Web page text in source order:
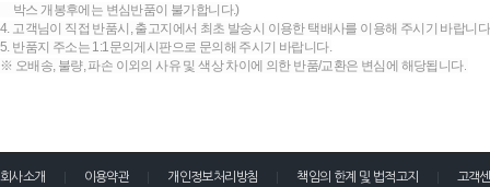
박스 개봉후에는 변심반품이 불가합니다.)
4. 고객님이 직접 반품시, 출고지에서 최초 발송시 이용한 택배사를 이용해 주시기 바랍니
5. 반품지 주소는 1:1문의게시판으로 문의해 주시기 바랍니다.
※ 오배송, 불량, 파손 이외의 사유 및 색상 차이에 의한 반품/교환은 변심에 해당됩니다.
회사소개 이용약관 개인정보처리방침 책임의 한계 및 법적고지 고객